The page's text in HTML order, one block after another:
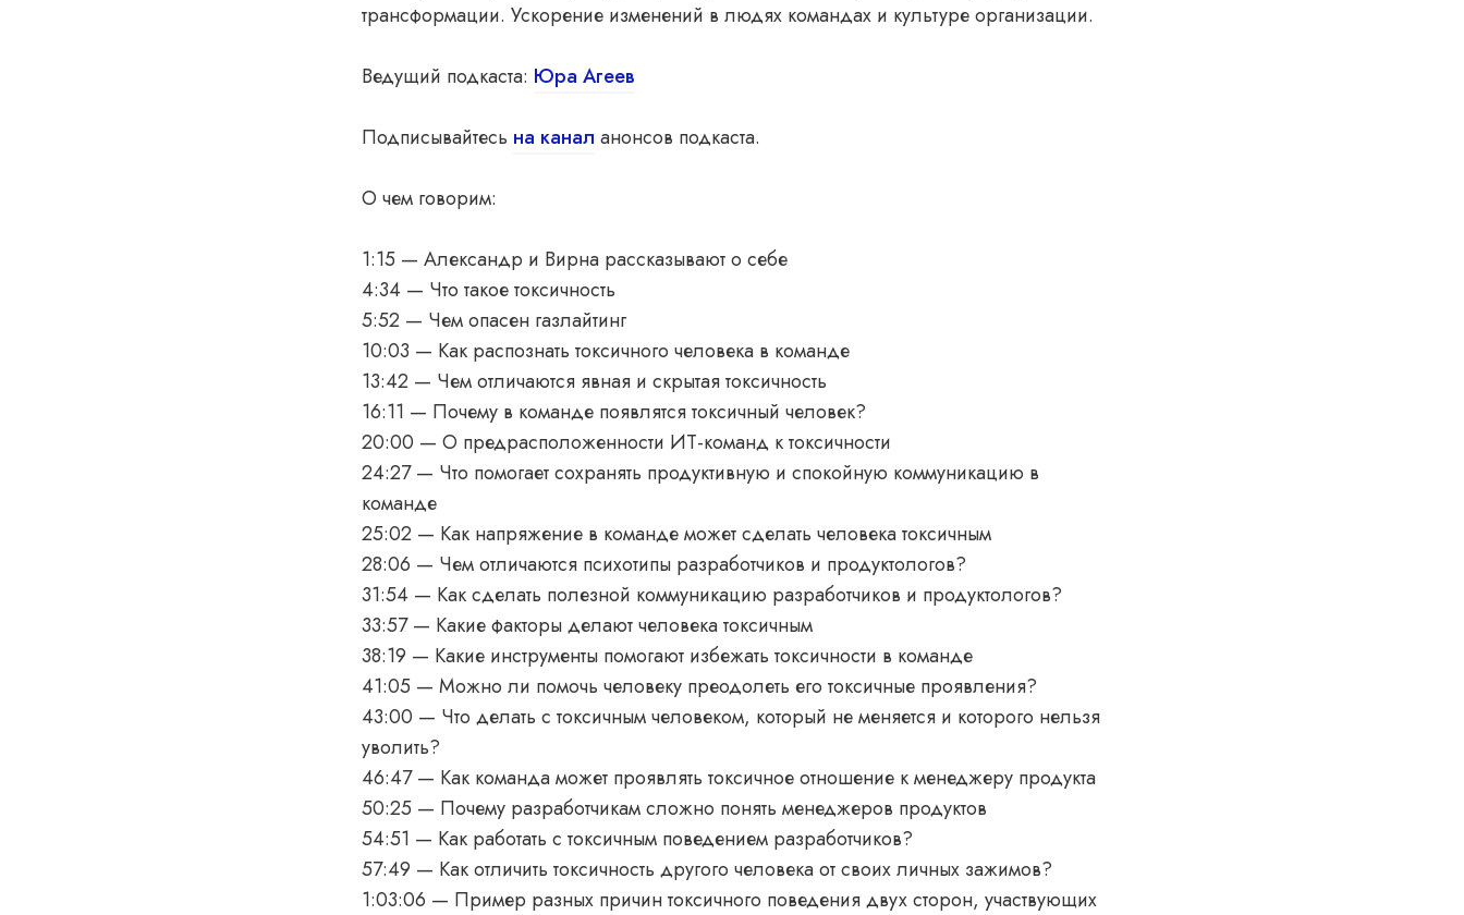
трансформации. Ускорение изменений в людях командах и культуре организации.
Ведущий подкаста: Юра Агеев
Подписывайтесь на канал анонсов подкаста.
О чем говорим:
1:15 — Александр и Вирна рассказывают о себе
4:34 — Что такое токсичность
5:52 — Чем опасен газлайтинг
10:03 — Как распознать токсичного человека в команде
13:42 — Чем отличаются явная и скрытая токсичность
16:11 — Почему в команде появлятся токсичный человек?
20:00 — О предрасположенности ИТ-команд к токсичности
24:27 — Что помогает сохранять продуктивную и спокойную коммуникацию в
команде
25:02 — Как напряжение в команде может сделать человека токсичным
28:06 — Чем отличаются психотипы разработчиков и продуктологов?
31:54 — Как сделать полезной коммуникацию разработчиков и продуктологов?
33:57 — Какие факторы делают человека токсичным
38:19 — Какие инструменты помогают избежать токсичности в команде
41:05 — Можно ли помочь человеку преодолеть его токсичные проявления?
43:00 — Что делать с токсичным человеком, который не меняется и которого нельзя
уволить?
46:47 — Как команда может проявлять токсичное отношение к менеджеру продукта
50:25 — Почему разработчикам сложно понять менеджеров продуктов
54:51 — Как работать с токсичным поведением разработчиков?
57:49 — Как отличить токсичность другого человека от своих личных зажимов?
1:03:06 — Пример разных причин токсичного поведения двух сторон, участвующих